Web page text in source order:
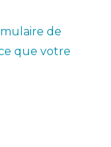
de
que votre